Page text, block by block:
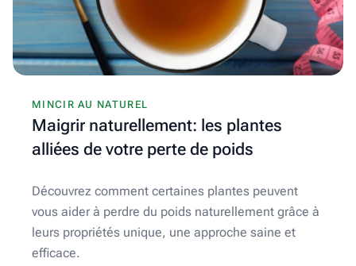
MINCIR AU NATUREL
Maigrir naturellement: les plantes
alliées de votre perte de poids
Découvrez comment certaines plantes peuvent
vous aider à perdre du poids naturellement grâce à
leurs propriétés unique, une approche saine et
efficace.